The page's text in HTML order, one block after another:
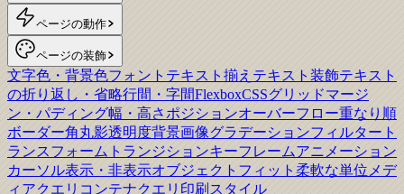
ページの動作
ページの装飾
文字色・背景色フォント テキスト揃え テキスト装飾テキスト
の折り返し・省略行間・字間FlexboxCSSグリッドマージ
ン・パディング幅・高さ ポジションオーバーフロー重なり順
ボーダー角丸影透明度背景画像グラデーションフィルター ト
ランスフォーム トランジションキーフレームアニメーション
カーソル表示・非表示オブジェクトフィット 柔軟な単位 メデ
ィアクエリ コンテナクエリ 印刷スタイル